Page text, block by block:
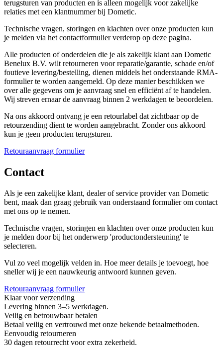
terugsturen van producten en is alleen mogelijk voor zakelijke
relaties met een klantnummer bij Dometic.
Technische vragen, storingen en klachten over onze producten kun
je melden via het contactformulier verderop op deze pagina.
Alle producten of onderdelen die je als zakelijk klant aan Dometic
Benelux B.V. wilt retourneren voor reparatie/garantie, schade en/of
foutieve levering/bestelling, dienen middels het onderstaande RMA-
formulier te worden aangemeld. Op deze manier beschikken we
over alle gegevens om je aanvraag snel en efficiënt af te handelen.
Wij streven ernaar de aanvraag binnen 2 werkdagen te beoordelen.
Na ons akkoord ontvang je een retourlabel dat zichtbaar op de
retourzending dient te worden aangebracht. Zonder ons akkoord
kun je geen producten terugsturen.
Retouraanvraag formulier
Contact
Als je een zakelijke klant, dealer of service provider van Dometic
bent, maak dan graag gebruik van onderstaand formulier om contact
met ons op te nemen.
Technische vragen, storingen en klachten over onze producten kun
je melden door bij het onderwerp 'productondersteuning' te
selecteren.
Vul zo veel mogelijk velden in. Hoe meer details je toevoegt, hoe
sneller wij je een nauwkeurig antwoord kunnen geven.
Retouraanvraag formulier
Klaar voor verzending
Levering binnen 3–5 werkdagen.
Veilig en betrouwbaar betalen
Betaal veilig en vertrouwd met onze bekende betaalmethoden.
Eenvoudig retourneren
30 dagen retourrecht voor extra zekerheid.